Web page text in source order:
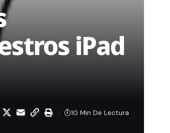
iPad
10 Min De Lectura